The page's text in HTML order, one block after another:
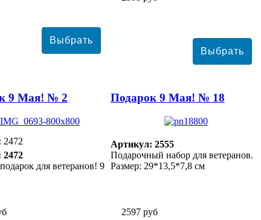
9 Мая! № 2
2472
2472
для ветеранов! 9
2597 руб
Подарок 9 Мая! № 18
Артикул: 2555
Подарочный набор для ветеранов.
Размер: 29*13,5*7,8 см